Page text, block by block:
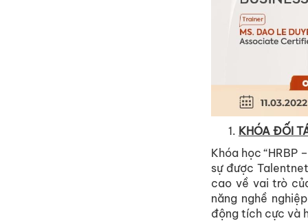
KHÓA ĐỐI
Khóa học “HRBP
sự được
cao về vai trò
năng nghề
động tích cực và